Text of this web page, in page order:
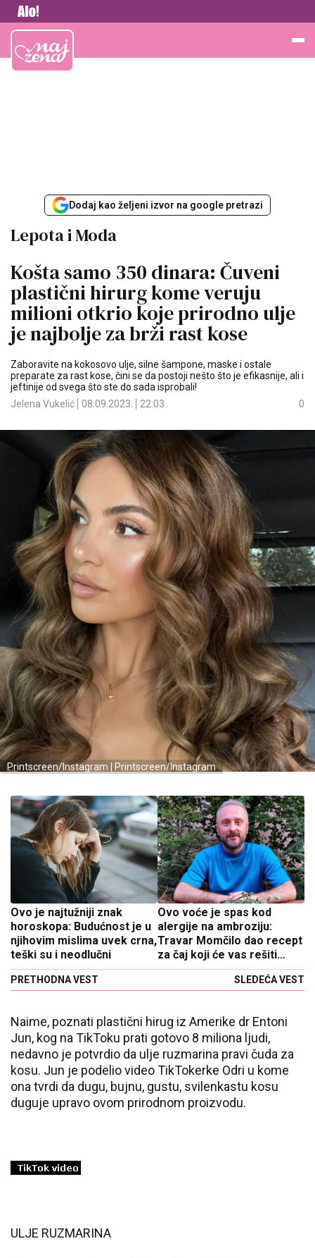
Vesti
Najžena
Dodaj kao željeni izvor na google pretrazi
Lepota i Moda
Košta samo 350 dinara: Čuveni
plastični hirurg kome veruju
milioni otkrio koje prirodno ulje
je najbolje za brži rast kose
Zaboravite na kokosovo ulje, silne šampone, maske i ostale
preparate za rast kose, čini se da postoji nešto što je efikasnije, ali i
jeftinije od svega što ste do sada isprobali!
Jelena Vukelić
08.09.2023. 22:03 0
Printscreen/Instagram | Printscreen/Instagram
Ovo je najtužniji znak
horoskopa: Budućnost je u
njihovim mislima uvek crna,
teški su i neodlučni
PRETHODNA VEST
Ovo voće je spas kod
alergije na ambroziju:
Travar Momčilo dao recept
za čaj koji će vas rešiti
muka
SLEDEĆA VEST
Naime, poznati plastični hirug iz Amerike dr Entoni
Jun, kog na TikToku prati gotovo 8 miliona ljudi,
nedavno je potvrdio da ulje ruzmarina pravi čuda za
kosu. Jun je podelio video TikTokerke Odri u kome
ona tvrdi da dugu, bujnu, gustu, svilenkastu kosu
duguje upravo ovom prirodnom proizvodu.
ULJE RUZMARINA